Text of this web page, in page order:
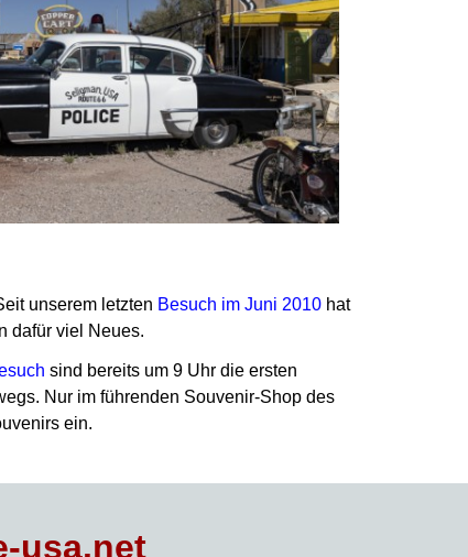
unserem letzten Besuch im Juni 2010 hat
dafür viel Neues.
sind bereits um 9 Uhr die ersten
Nur im führenden Souvenir-Shop des
ein.
usa.net